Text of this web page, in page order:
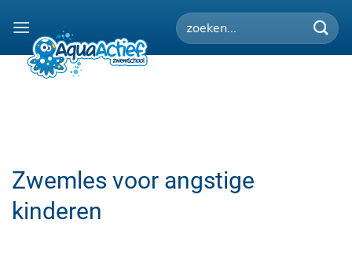
naar
inhoud
Zwemles voor angstige
kinderen